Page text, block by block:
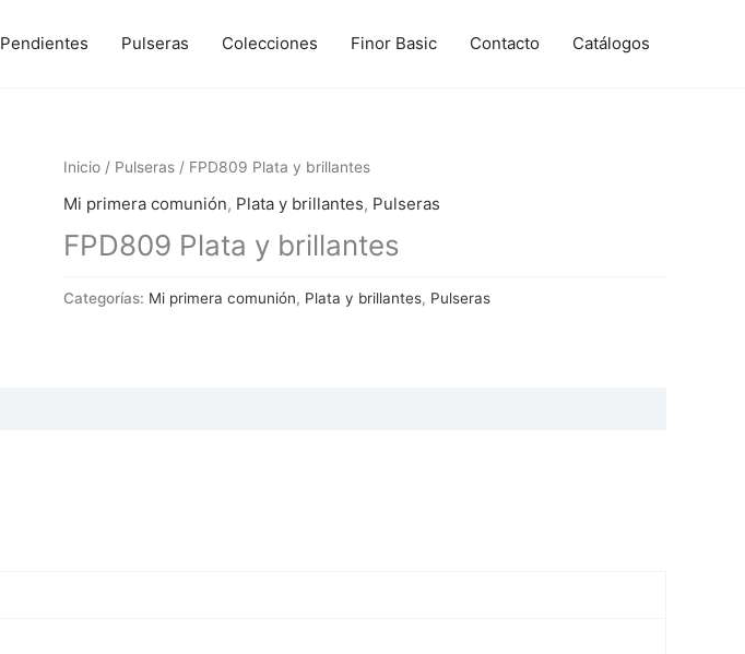
Pendientes Pulseras Colecciones Finor Basic Contacto Catálogos
Inicio / Pulseras / FPD809 Plata y brillantes
Mi primera comunión, Plata y brillantes, Pulseras
FPD809 Plata y brillantes
Categorías: Mi primera comunión, Plata y brillantes, Pulseras